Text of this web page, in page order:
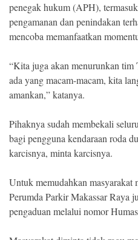
penegak hukum (APH),
pengamanan dan penindakan
mencoba memanfaatkan
“Kita juga akan menurunkan
ada yang macam-macam, kita
amankan,” katanya.
Pihaknya sudah membekali
bagi pengguna kendaraan roda
karcisnya, minta karcisnya.
Untuk memudahkan masyarakat
Perumda Parkir Makassar Raya
pengaduan melalui nomor